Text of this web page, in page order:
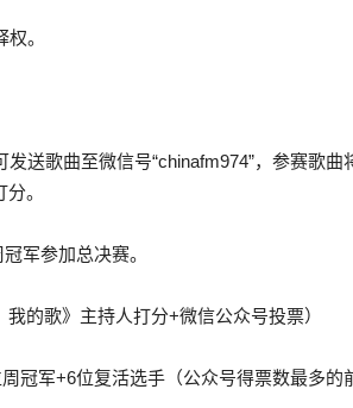
。
送歌曲至微信号“chinafm974”，参赛歌
。
军参加总决赛。
的歌》主持人打分+微信公众号投票）
冠军+6位复活选手（公众号得票数最多